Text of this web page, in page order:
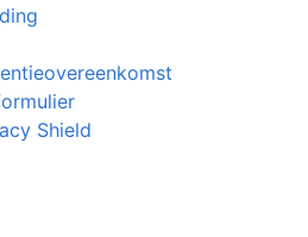
Shield